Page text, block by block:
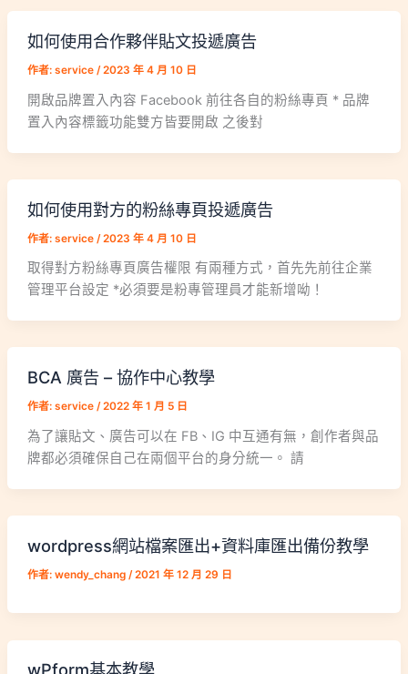
如何使用合作夥伴貼文投遞廣告
作者: service /2023 年 4 月 10 日
開啟品牌置入內容 Facebook 前往各自的粉絲專頁 * 品牌
置入內容標籤功能雙方皆要開啟 之後對
如何使用對方的粉絲專頁投遞廣告
作者: service /2023 年 4 月 10 日
取得對方粉絲專頁廣告權限 有兩種方式，首先先前往企業
管理平台設定 *必須要是粉專管理員才能新增呦！
BCA 廣告 – 協作中心教學
作者: service /2022 年 1 月 5 日
為了讓貼文、廣告可以在 FB、IG 中互通有無，創作者與品
牌都必須確保自己在兩個平台的身分統一。 請
wordpress網站檔案匯出+資料庫匯出備份教學
作者: wendy_chang /2021 年 12 月 29 日
wPform基本教學